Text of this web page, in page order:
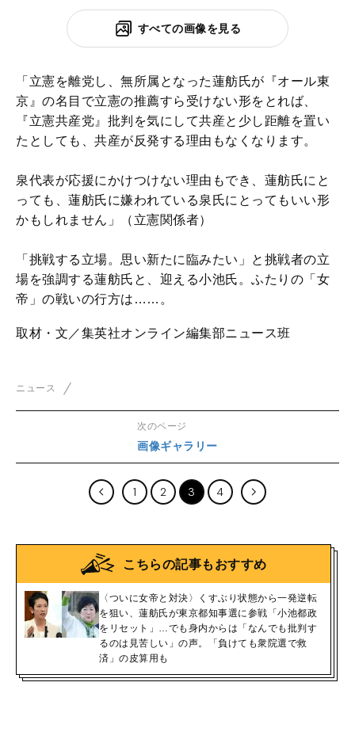
すべての画像を見る
「立憲を離党し、無所属となった蓮舫氏が『オール東
京』の名目で立憲の推薦すら受けない形をとれば、
『立憲共産党』批判を気にして共産と少し距離を置い
たとしても、共産が反発する理由もなくなります。
泉代表が応援にかけつけない理由もでき、蓮舫氏にと
っても、蓮舫氏に嫌われている泉氏にとってもいい形
かもしれません」（立憲関係者）
「挑戦する立場。思い新たに臨みたい」と挑戦者の立
場を強調する蓮舫氏と、迎える小池氏。ふたりの「女
帝」の戦いの行方は……。
取材・文／集英社オンライン編集部ニュース班
ニュース
次のページ
画像ギャラリー
1 2 3 4
こちらの記事もおすすめ
〈ついに女帝と対決〉くすぶり状態から一発逆転
を狙い、蓮舫氏が東京都知事選に参戦「小池都政
をリセット」…でも身内からは「なんでも批判す
るのは見苦しい」の声。「負けても衆院選で救
済」の皮算用も